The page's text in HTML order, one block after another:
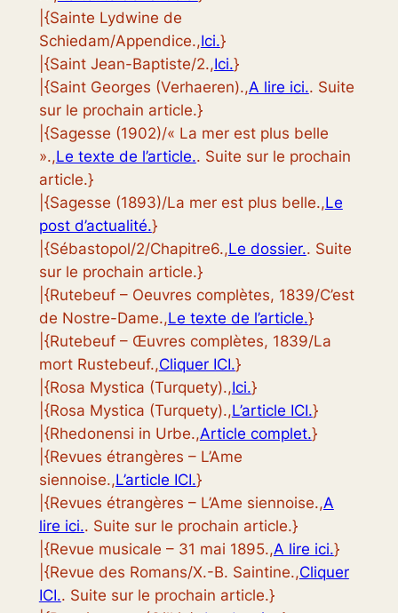
|{Sainte Lydwine de
Schiedam/Appendice.,Ici.}
|{Saint Jean-Baptiste/2.,Ici.}
|{Saint Georges (Verhaeren).,A lire ici.. Suite
sur le prochain article.}
|{Sagesse (1902)/« La mer est plus belle
».,Le texte de l’article.. Suite sur le prochain
article.}
|{Sagesse (1893)/La mer est plus belle.,Le
post d’actualité.}
|{Sébastopol/2/Chapitre6.,Le dossier.. Suite
sur le prochain article.}
|{Rutebeuf – Oeuvres complètes, 1839/C’est
de Nostre-Dame.,Le texte de l’article.}
|{Rutebeuf – Œuvres complètes, 1839/La
mort Rustebeuf.,Cliquer ICI.}
|{Rosa Mystica (Turquety).,Ici.}
|{Rosa Mystica (Turquety).,L’article ICI.}
|{Rhedonensi in Urbe.,Article complet.}
|{Revues étrangères – L’Ame
siennoise.,L’article ICI.}
|{Revues étrangères – L’Ame siennoise.,A
lire ici.. Suite sur le prochain article.}
|{Revue musicale – 31 mai 1895.,A lire ici.}
|{Revue des Romans/X.-B. Saintine.,Cliquer
ICI.. Suite sur le prochain article.}